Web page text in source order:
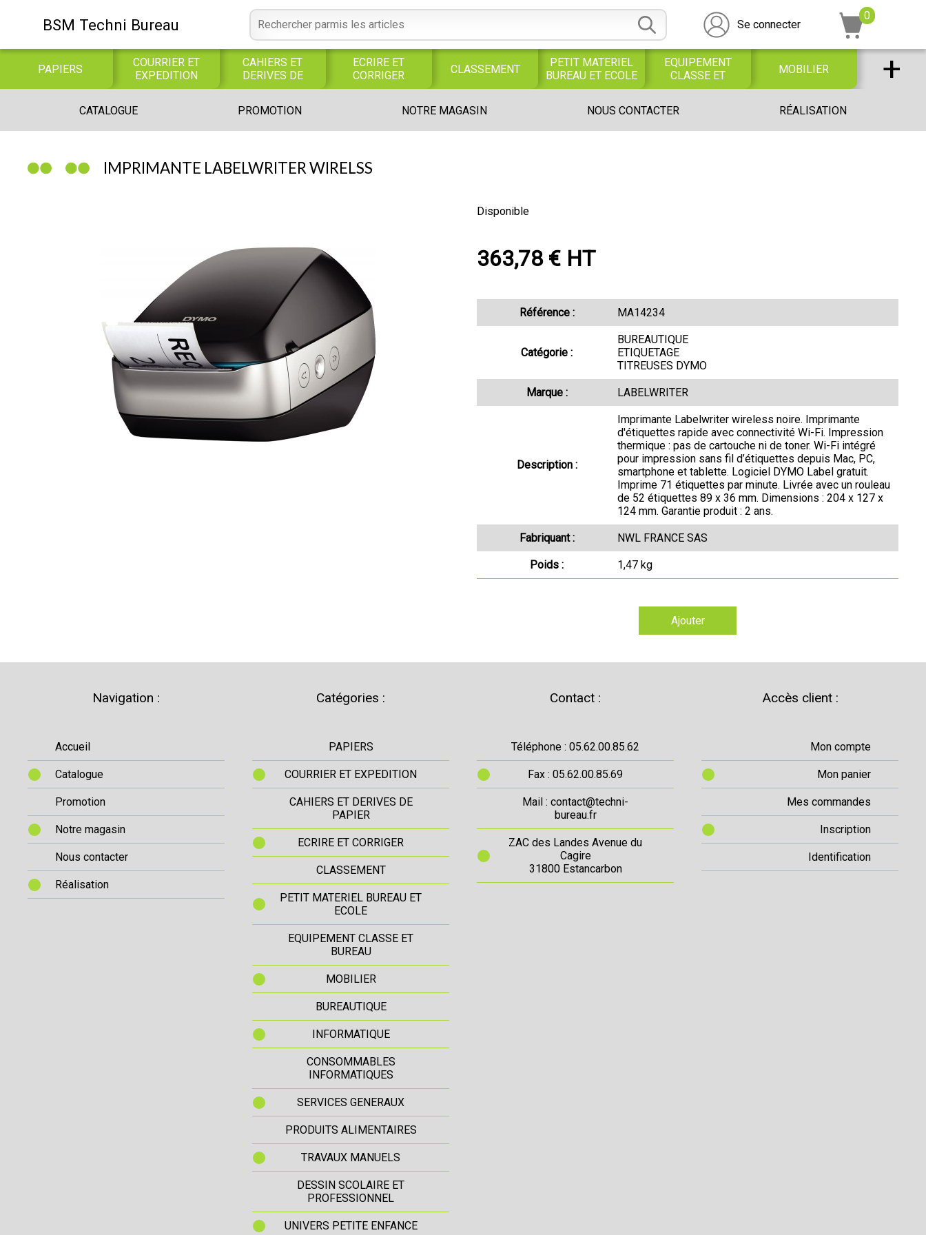
BSM Techni Bureau Se connecter
0
PAPIERS
COURRIER ET
EXPEDITION
CAHIERS ET
DERIVES DE
PAPIER
ECRIRE ET
CORRIGER
CLASSEMENT
PETIT MATERIEL
BUREAU ET ECOLE
EQUIPEMENT
CLASSE ET
BUREAU
MOBILIER
BUREAUTIQUE INFORMATIQUE
INFORMATIQUES
ALIMENTAIRES
MANUELS
PROFESSIONNEL
UNIVERS PETITE
ENFANCE
+
CATALOGUE PROMOTION NOTRE MAGASIN NOUS CONTACTER RÉALISATION
IMPRIMANTE LABELWRITER WIRELSS
Disponible
363,78 € HT
Référence : MA14234
Catégorie :
BUREAUTIQUE
ETIQUETAGE
TITREUSES DYMO
Marque : LABELWRITER
Description :
Imprimante Labelwriter wireless noire. Imprimante
d'étiquettes rapide avec connectivité Wi-Fi. Impression
thermique : pas de cartouche ni de toner. Wi-Fi intégré
pour impression sans fil d’étiquettes depuis Mac, PC,
smartphone et tablette. Logiciel DYMO Label gratuit.
Imprime 71 étiquettes par minute. Livrée avec un rouleau
de 52 étiquettes 89 x 36 mm. Dimensions : 204 x 127 x
124 mm. Garantie produit : 2 ans.
Fabriquant : NWL FRANCE SAS
Poids : 1,47 kg
Ajouter
Navigation :
Accueil
Catalogue
Promotion
Notre magasin
Nous contacter
Réalisation
Catégories :
PAPIERS
COURRIER ET EXPEDITION
CAHIERS ET DERIVES DE
PAPIER
ECRIRE ET CORRIGER
CLASSEMENT
PETIT MATERIEL BUREAU ET
ECOLE
EQUIPEMENT CLASSE ET
BUREAU
MOBILIER
BUREAUTIQUE
INFORMATIQUE
CONSOMMABLES
INFORMATIQUES
SERVICES GENERAUX
PRODUITS ALIMENTAIRES
TRAVAUX MANUELS
DESSIN SCOLAIRE ET
PROFESSIONNEL
UNIVERS PETITE ENFANCE
Contact :
Téléphone : 05.62.00.85.62
Fax : 05.62.00.85.69
Mail : contact@techni-
bureau.fr
ZAC des Landes Avenue du
Cagire
31800 Estancarbon
Accès client :
Mon compte
Mon panier
Mes commandes
Inscription
Identification